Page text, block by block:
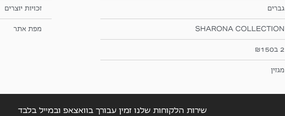
גברים
SHARONA COLLECTION
2 ב₪150
מגזין
זכויות יוצרים
מפת אתר
שירות הלקוחות שלנו זמין עבורך בוואצאפ ובמייל בלבד